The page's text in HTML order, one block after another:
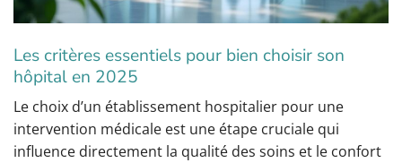
Les critères essentiels pour bien choisir son
hôpital en 2025
Le choix d’un établissement hospitalier pour une
intervention médicale est une étape cruciale qui
influence directement la qualité des soins et le confort